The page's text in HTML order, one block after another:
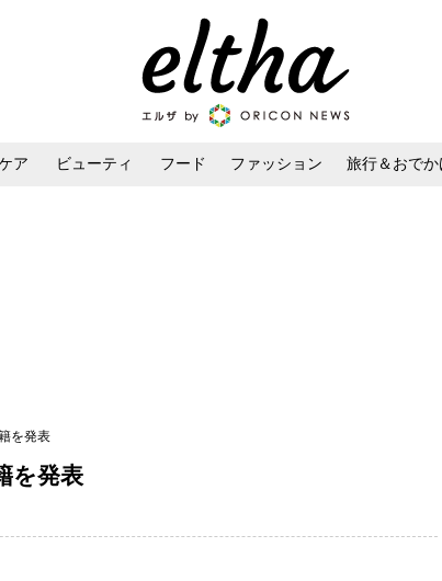
ア ビューティ フード ファッション 旅行＆おでか
を発表
を発表